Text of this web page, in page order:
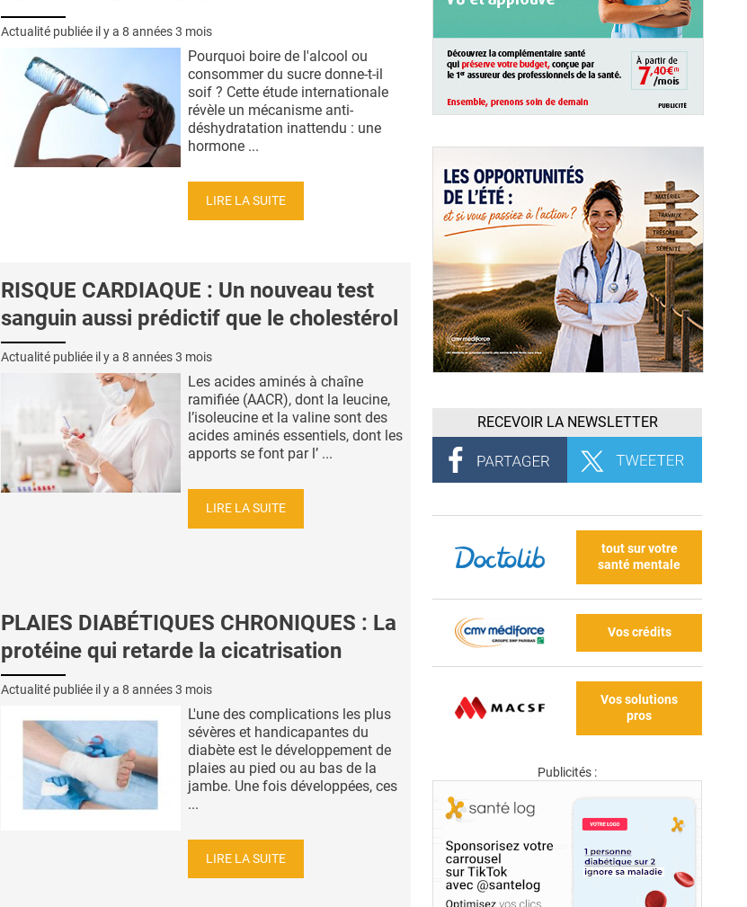
Actualité publiée il y a 8 années 3 mois
Pourquoi boire de l'alcool ou
consommer du sucre donne-t-il
soif ? Cette étude internationale
révèle un mécanisme anti-
déshydratation inattendu : une
hormone ...
LIRE LA SUITE
RISQUE CARDIAQUE : Un nouveau test
sanguin aussi prédictif que le cholestérol
Actualité publiée il y a 8 années 3 mois
Les acides aminés à chaîne
ramifiée (AACR), dont la leucine,
l’isoleucine et la valine sont des
acides aminés essentiels, dont les
apports se font par l’ ...
LIRE LA SUITE
PLAIES DIABÉTIQUES CHRONIQUES : La
protéine qui retarde la cicatrisation
Actualité publiée il y a 8 années 3 mois
L'une des complications les plus
sévères et handicapantes du
diabète est le développement de
plaies au pied ou au bas de la
jambe. Une fois développées, ces
...
LIRE LA SUITE
RECEVOIR LA NEWSLETTER
tout sur votre
santé mentale
Vos crédits
Vos solutions
pros
Publicités :